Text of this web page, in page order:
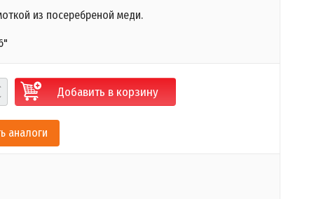
из посеребреной меди.
Добавить в корзину
аналоги